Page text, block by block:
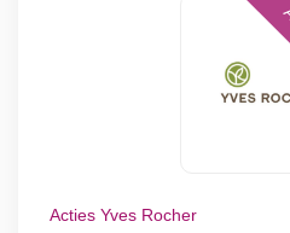
Acties Yves Rocher